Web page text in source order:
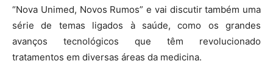
“Nova Unimed, Novos Rumos” e vai discutir também uma
série de temas ligados à saúde, como os grandes
avanços tecnológicos que têm revolucionado
tratamentos em diversas áreas da medicina.